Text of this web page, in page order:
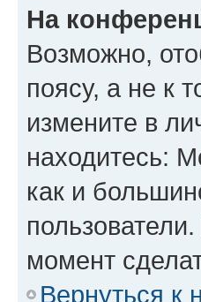
На
Возможно,
поясу, а не к
измените в
находитесь:
как и
момент
Вернуться к